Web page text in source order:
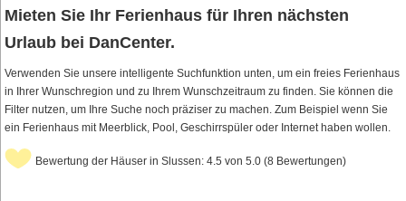
Mieten Sie Ihr Ferienhaus für Ihren nächsten
Urlaub bei DanCenter.
Verwenden Sie unsere intelligente Suchfunktion unten, um ein freies Ferienhaus
in Ihrer Wunschregion und zu Ihrem Wunschzeitraum zu finden. Sie können die
Filter nutzen, um Ihre Suche noch präziser zu machen. Zum Beispiel wenn Sie
ein Ferienhaus mit Meerblick, Pool, Geschirrspüler oder Internet haben wollen.
Bewertung der Häuser in Slussen: 4.5 von 5.0 (8 Bewertungen)